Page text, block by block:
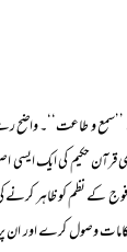
و طاعت‘‘۔ واضح
بھی قرآن حکیم کی ایک
فوج کے نظم کو ظاہر
وصول کرے اور ان